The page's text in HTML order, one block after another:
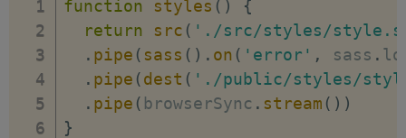
function styles ( )
{
return
src ( './src/styles/
. pipe ( sass ( ) . on ( 'error' , sass .
. pipe (dest ( './public/styles/
. pipe ( browserSync . stream ( ) )
}